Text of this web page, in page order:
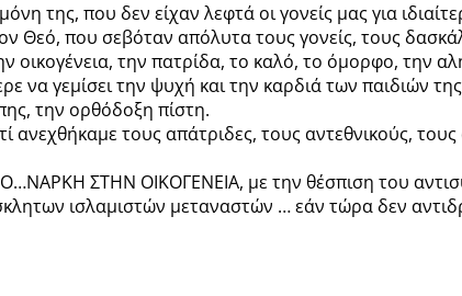
της, που δεν είχαν λεφτά οι γονείς μας για
Θεό, που σεβόταν απόλυτα τους γονείς, τους
οικογένεια, την πατρίδα, το καλό, το όμορφο, την
να γεμίσει την ψυχή και την καρδιά των παιδιών
την ορθόδοξη πίστη.
ανεχθήκαμε τους απάτριδες, τους αντεθνικούς,
ΣΤΗΝ ΟΙΚΟΓΕΝΕΙΑ, με την θέσπιση του
ισλαμιστών μεταναστών … εάν τώρα δεν